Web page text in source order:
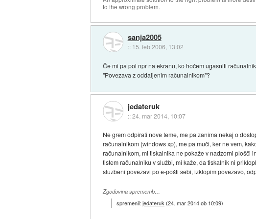
to the wrong problem.
sanja2005
:: 15. feb 2006, 13:02
Če mi pa pol npr na ekranu, ko hočem ugasniti
"Povezava z oddaljenim računalnikom"?
jedateruk
::24. mar 2014, 10:07
Ne grem odpirati nove teme, me pa zanima nekaj o
računalnikom (windows xp), me pa muči, ker ne vem,
računalnikom, mi tiskalnika ne pokaže v nadzorni plošči
tistem računalniku v službi, mi kaže, da tiskalnik ni
službeni povezavi po e-pošti sebi, izklopim povezavo,
Zgodovina sprememb…
spremenil:jedateruk (24. mar 2014 ob 10:09)